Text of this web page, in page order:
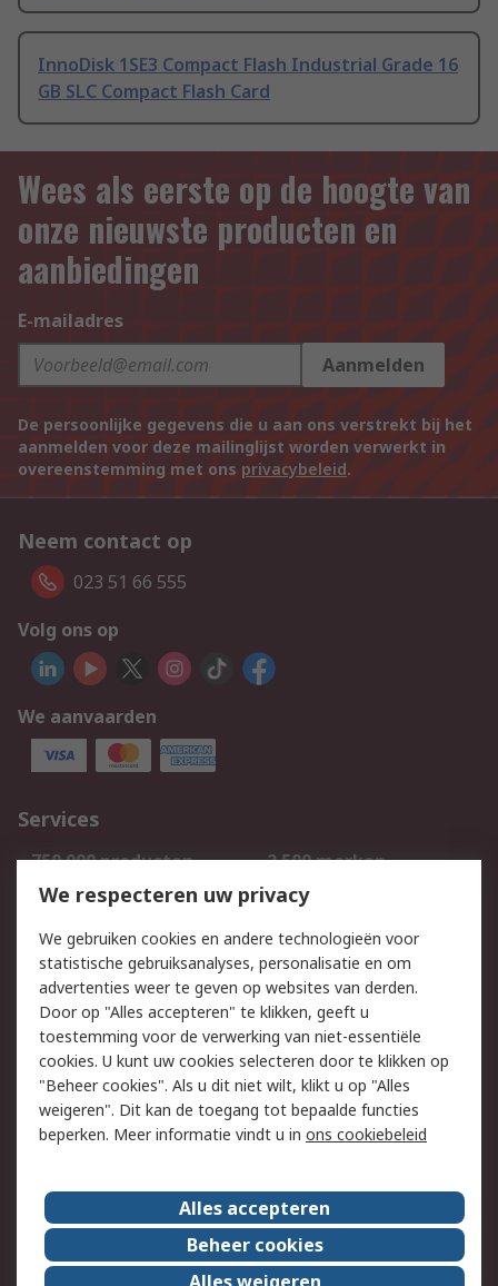
InnoDisk 1SE3 Compact Flash Industrial Grade 16
GB SLC Compact Flash Card
Wees als eerste op de hoogte van
onze nieuwste producten en
aanbiedingen
E-mailadres
Aanmelden
De persoonlijke gegevens die u aan ons verstrekt bij het
aanmelden voor deze mailinglijst worden verwerkt in
overeenstemming met ons privacybeleid.
Neem contact op
023 51 66 555
Volg ons op
We aanvaarden
Services
750.000 producten
2.500 merken
Bestellen
Inkoopoplossingen
Track & Trace
Wettelijk
Cookiebeleid
Email veiligheid
Privacybeleid
Websitevoorwaarden
Algemene
verkoopvoorwaarden
Over RS
RS Group
Over ons
RS wereldwijd
Werken bij RS
We respecteren uw privacy
We gebruiken cookies en andere technologieën voor
statistische gebruiksanalyses, personalisatie en om
advertenties weer te geven op websites van derden.
Door op "Alles accepteren" te klikken, geeft u
toestemming voor de verwerking van niet-essentiële
cookies. U kunt uw cookies selecteren door te klikken op
"Beheer cookies". Als u dit niet wilt, klikt u op "Alles
weigeren". Dit kan de toegang tot bepaalde functies
beperken. Meer informatie vindt u in ons cookiebeleid
Alles accepteren
Beheer cookies